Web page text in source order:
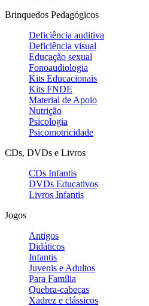
Brinquedos Pedagógicos
Deficiência auditiva
Deficiência visual
Educação sexual
Fonoaudiologia
Kits Educacionais
Kits FNDE
Material de Apoio
Nutrição
Psicologia
Psicomotricidade
CDs, DVDs e Livros
CDs Infantis
DVDs Educativos
Livros Infantis
Jogos
Antigos
Didáticos
Infantis
Juvenis e Adultos
Para Família
Quebra-cabeças
Xadrez e clássicos